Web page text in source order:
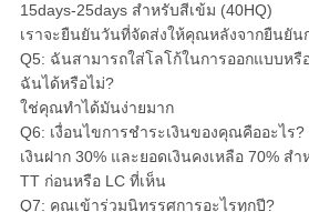
15days-25days สำหรับสีเข้ม (40HQ)
เราจะยืนยันวันที่จัดส่งให้คุณหลังจากยืนยัน
Q5: ฉันสามารถใส่โลโก้ในการออกแบบหรื
ฉันได้หรือไม่?
ใช่คุณทำได้มันง่ายมาก
Q6: เงื่อนไขการชำระเงินของคุณคืออะไร?
เงินฝาก 30% และยอดเงินคงเหลือ 70% ส
TT ก่อนหรือ LC ที่เห็น
Q7: คุณเข้าร่วมนิทรรศการอะไรทุกปี?